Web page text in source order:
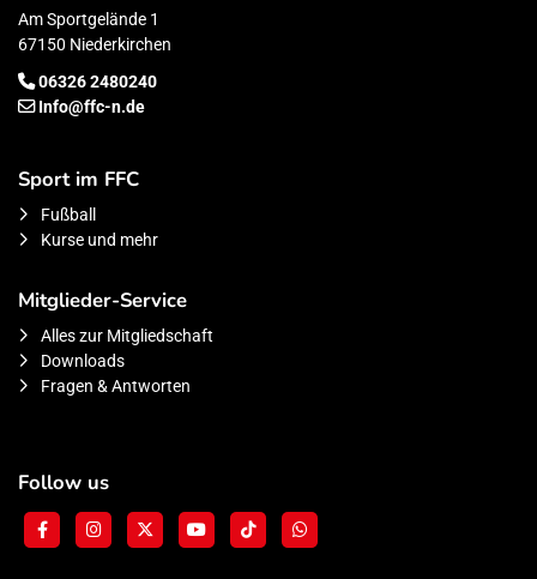
Am Sportgelände 1
67150 Niederkirchen
06326 2480240
Info@ffc-n.de
Sport im FFC
Fußball
Kurse und mehr
Mitglieder-Service
Alles zur Mitgliedschaft
Downloads
Fragen & Antworten
Follow us